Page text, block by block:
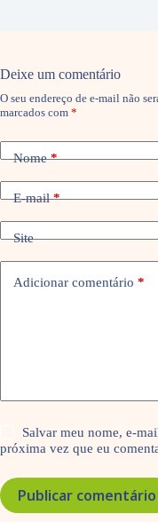
Deixe um comentário
O seu endereço de e-mail não
marcados com *
Nome*
E-mail*
Site
Adicionar comentário *
Salvar meu nome, e-
próxima vez que eu
Publicar comentário